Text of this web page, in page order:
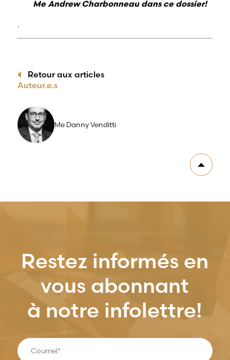
Me Andrew Charbonneau dans ce dossier!
.
Retour aux articles
Auteur.e.s
Me Danny Venditti
Restez informés en
vous abonnant
à notre infolettre!